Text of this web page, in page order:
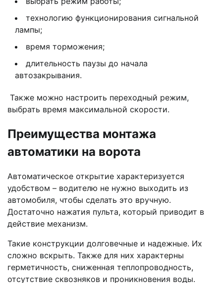
технологию функционирования сигнальной
лампы;
время торможения;
длительность паузы до начала
автозакрывания.
Также можно настроить переходный режим,
выбрать время максимальной скорости.
Преимущества монтажа
автоматики на ворота
Автоматическое открытие характеризуется
удобством – водителю не нужно выходить из
автомобиля, чтобы сделать это вручную.
Достаточно нажатия пульта, который приводит в
действие механизм.
Такие конструкции долговечные и надежные. Их
сложно вскрыть. Также для них характерны
герметичность, сниженная теплопроводность,
отсутствие сквозняков и проникновения воды.